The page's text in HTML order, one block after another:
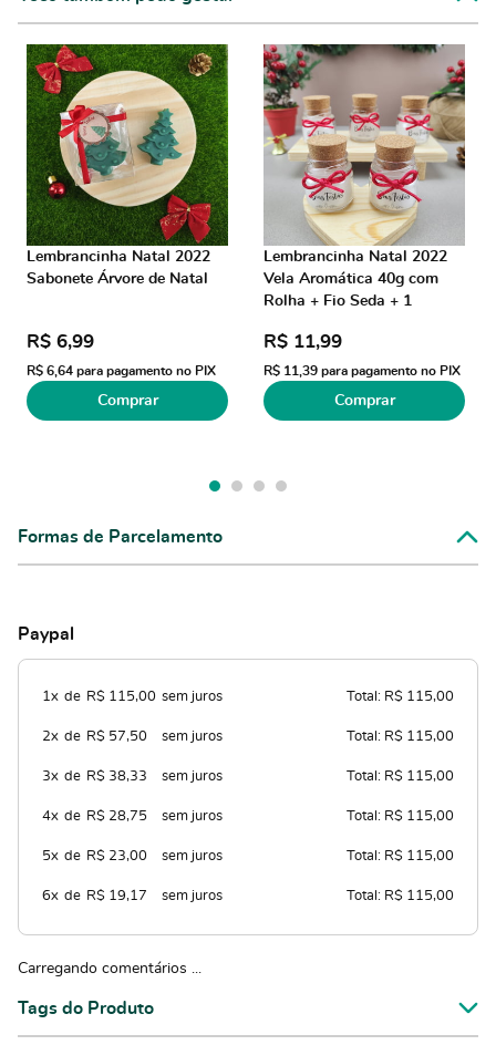
Lembrancinha Natal 2022
Sabonete Árvore de Natal
R$ 6,99
R$ 6,64 para pagamento no PIX
Comprar
Lembrancinha Natal 2022
Vela Aromática 40g com
Rolha + Fio Seda + 1
R$ 11,99
R$ 11,39 para pagamento no PIX
Comprar
Formas de Parcelamento
Paypal
1x de R$ 115,00 sem juros Total: R$ 115,00
2x de R$ 57,50 sem juros Total: R$ 115,00
3x de R$ 38,33 sem juros Total: R$ 115,00
4x de R$ 28,75 sem juros Total: R$ 115,00
5x de R$ 23,00 sem juros Total: R$ 115,00
6x de R$ 19,17 sem juros Total: R$ 115,00
Carregando comentários ...
Tags do Produto